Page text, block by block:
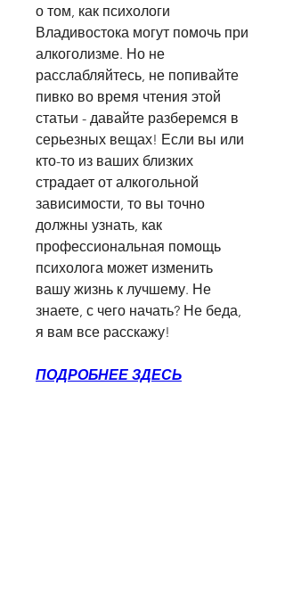
о том, как психологи
Владивостока могут помочь при
алкоголизме. Но не
расслабляйтесь, не попивайте
пивко во время чтения этой
статьи - давайте разберемся в
серьезных вещах! Если вы или
кто-то из ваших близких
страдает от алкогольной
зависимости, то вы точно
должны узнать, как
профессиональная помощь
психолога может изменить
вашу жизнь к лучшему. Не
знаете, с чего начать? Не беда,
я вам все расскажу!
ПОДРОБНЕЕ ЗДЕСЬ